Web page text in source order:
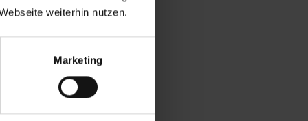
weiterhin nutzen.
Marketing
permite un
impermeable al agua